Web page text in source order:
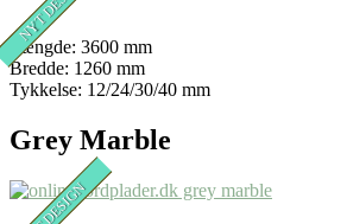
Længde: 3600 mm
Bredde: 1260 mm
Tykkelse: 12/24/30/40 mm
Grey Marble